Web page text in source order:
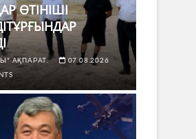
ӨТІНІШІ
АҚПАРАТ.
07.08.2026